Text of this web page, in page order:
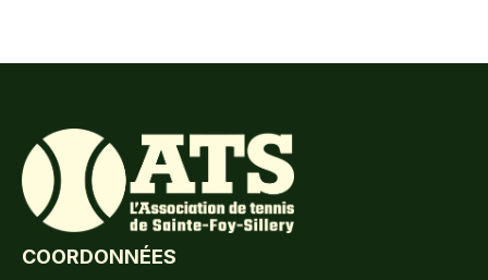
COORDONNÉES